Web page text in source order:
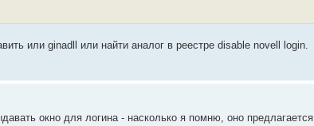
или ginadll или найти аналог в реестре disable novell login.
окно для логина - насколько я помню, оно предлагается